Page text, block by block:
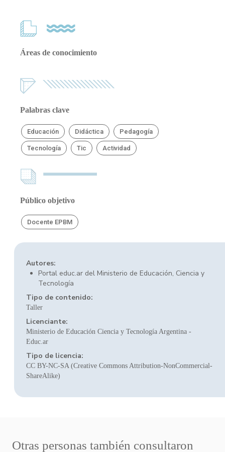
Áreas de conocimiento
Palabras clave
Educación Didáctica Pedagogía
Tecnología Tic Actividad
Público objetivo
Docente EPBM
Autores:
Portal educ.ar del Ministerio de Educación, Ciencia y
Tecnología
Tipo de contenido:
Taller
Licenciante:
Ministerio de Educación Ciencia y Tecnología Argentina -
Educ.ar
Tipo de licencia:
CC BY-NC-SA (Creative Commons Attribution-NonCommercial-
ShareAlike)
Otras personas también consultaron